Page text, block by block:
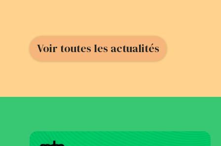
Voir toutes les actualités